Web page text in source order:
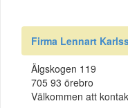
Firma Lennart
Älgskogen 119
705 93 örebro
Välkommen att